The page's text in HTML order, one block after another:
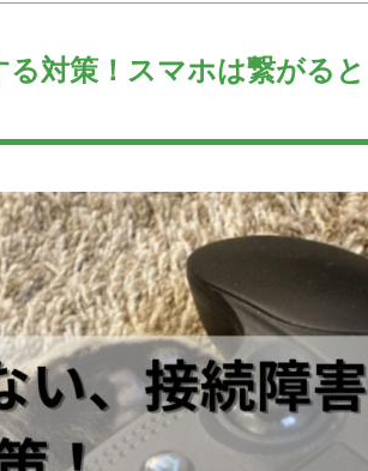
対策！スマホは繋がると